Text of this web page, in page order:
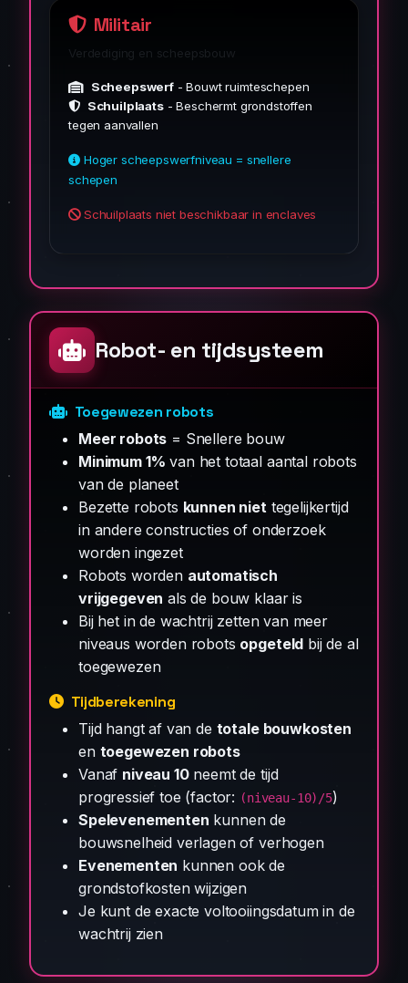
Militair
Verdediging en scheepsbouw
Scheepswerf- Bouwt ruimteschepen
Schuilplaats- Beschermt grondstoffen
tegen aanvallen
Hoger scheepswerfniveau = snellere
schepen
Schuilplaats niet beschikbaar in enclaves
Robot- en tijdsysteem
Toegewezen robots
Meer robots = Snellere bouw
Minimum 1% van het totaal aantal robots
van de planeet
Bezette robots kunnen niet tegelijkertijd
in andere constructies of onderzoek
worden ingezet
Robots worden automatisch
vrijgegeven als de bouw klaar is
Bij het in de wachtrij zetten van meer
niveaus worden robots opgeteld bij de al
toegewezen
Tijdberekening
Tijd hangt af van de totale bouwkosten
en toegewezen robots
Vanaf niveau 10neemt de tijd
progressief toe (factor: (niveau-10)/5)
Spelevenementen kunnen de
bouwsnelheid verlagen of verhogen
Evenementen kunnen ook de
grondstofkosten wijzigen
Je kunt de exacte voltooiingsdatum in de
wachtrij zien